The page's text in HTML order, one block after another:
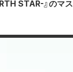
STAR-』のマ